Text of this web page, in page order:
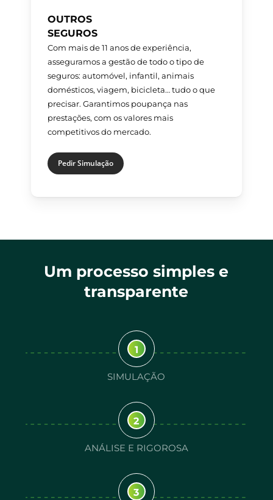
OUTROS
SEGUROS
Com mais de 11 anos de experiência,
asseguramos a gestão de todo o tipo de
seguros: automóvel, infantil, animais
domésticos, viagem, bicicleta… tudo o que
precisar. Garantimos poupança nas
prestações, com os valores mais
competitivos do mercado.
Pedir Simulação
Um processo simples e
transparente
1
SIMULAÇÃO
2
ANÁLISE E RIGOROSA
3